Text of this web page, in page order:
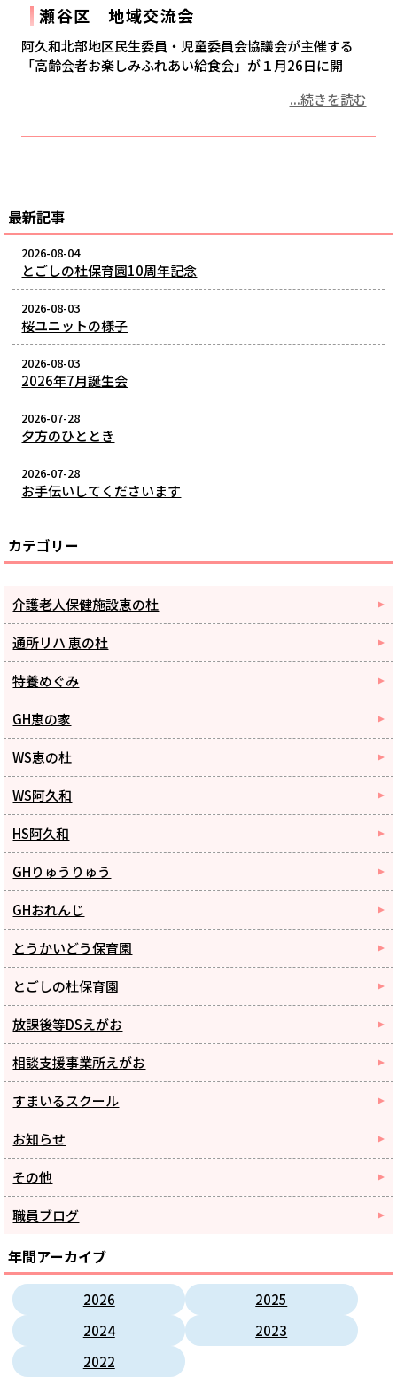
瀬谷区 地域交流会
阿久和北部地区民生委員・児童委員会協議会が主催する
「高齢会者お楽しみふれあい給食会」が１月26日に開
...続きを読む
最新記事
2026-08-04
とごしの杜保育園10周年記念
2026-08-03
桜ユニットの様子
2026-08-03
2026年7月誕生会
2026-07-28
夕方のひととき
2026-07-28
お手伝いしてくださいます
カテゴリー
介護老人保健施設恵の杜
通所リハ 恵の杜
特養めぐみ
GH恵の家
WS恵の杜
WS阿久和
HS阿久和
GHりゅうりゅう
GHおれんじ
とうかいどう保育園
とごしの杜保育園
放課後等DSえがお
相談支援事業所えがお
すまいるスクール
お知らせ
その他
職員ブログ
年間アーカイブ
2026
2025
2024
2023
2022